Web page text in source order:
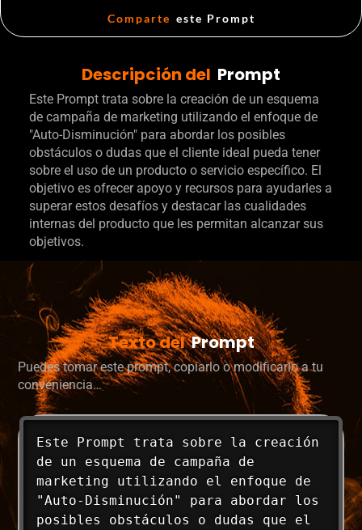
Comparte este Prompt
Descripción del Prompt
Este Prompt trata sobre la creación de un esquema
de campaña de marketing utilizando el enfoque de
"Auto-Disminución" para abordar los posibles
obstáculos o dudas que el cliente ideal pueda tener
sobre el uso de un producto o servicio específico. El
objetivo es ofrecer apoyo y recursos para ayudarles a
superar estos desafíos y destacar las cualidades
internas del producto que les permitan alcanzar sus
objetivos.
Texto del Prompt
Puedes tomar este prompt, copiarlo o modificarlo a tu
conveniencia…
Este Prompt trata sobre la creación
de un esquema de campaña de
marketing utilizando el enfoque de
"Auto-Disminución" para abordar los
posibles obstáculos o dudas que el